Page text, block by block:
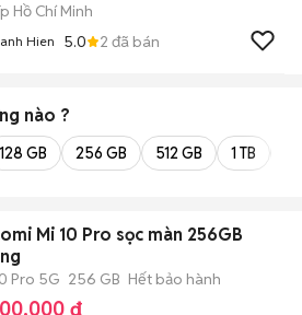
Hồ Chí Minh
Hien 5.0 2 đã bán
nào ?
128 GB 256 GB 512 GB 1 TB
Mi 10 Pro sọc màn 256GB
Pro 5G 256 GB Hết bảo hành
đ